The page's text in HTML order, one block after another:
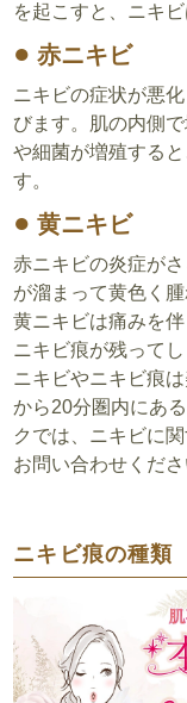
を起こすと、ニキ
赤ニキビ
ニキビの症状が悪
びます。肌の内側
や細菌が増殖する
す。
黄ニキビ
赤ニキビの炎症が
が溜まって黄色く腫
黄ニキビは痛みを
ニキビ痕が残って
ニキビやニキビ痕
から20分圏内にあ
クでは、ニキビに
お問い合わせくださ
ニキビ痕の種類